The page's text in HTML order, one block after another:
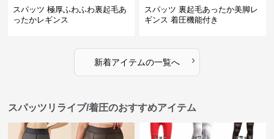
スパッツ 極厚ふわふわ裏起毛あ
ったかレギンス
スパッツ 裏起毛あったか美脚レ
ギンス 着圧機能付き
新着アイテムの一覧へ ›
スパッツリライブ/着圧のおすすめアイテム